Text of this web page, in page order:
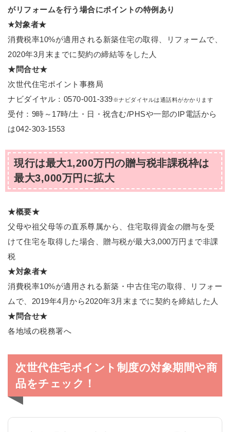
がリフォームを行う場合にポイントの特例あり
★対象者★
消費税率10%が適用される新築住宅の取得、リフォームで、
2020年3月末までに契約の締結等をした人
★問合せ★
次世代住宅ポイント事務局
ナビダイヤル：0570-001-339※ナビダイヤルは通話料がかかります
受付：9時～17時/土・日・祝含む/PHSや一部のIP電話から
は042-303-1553
現行は最大1,200万円の贈与税非課税枠は
最大3,000万円に拡大
★概要★
父母や祖父母等の直系尊属から、住宅取得資金の贈与を受
けて住宅を取得した場合、贈与税が最大3,000万円まで非課
税
★対象者★
消費税率10%が適用される新築・中古住宅の取得、リフォー
ムで、2019年4月から2020年3月末までに契約を締結した人
★問合せ★
各地域の税務署へ
次世代住宅ポイント制度の対象期間や商
品をチェック！